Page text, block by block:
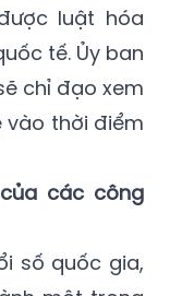
luật hóa
tế. Ủy ban
chỉ đạo xem
vào thời điểm
các công
số quốc gia,